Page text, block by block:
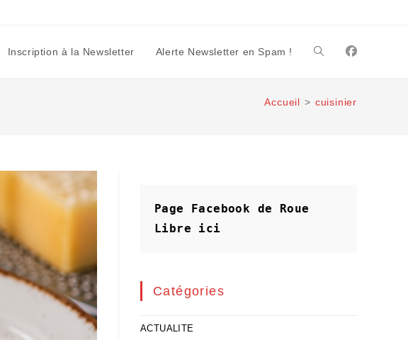
Inscription à la Newsletter Alerte Newsletter en Spam ! Toggle
website
Accueil > cuisinier
Page Facebook de Roue
Libre
ici
Catégories
ACTUALITE